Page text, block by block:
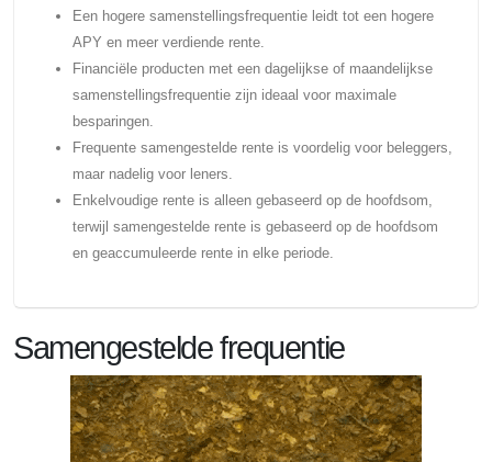
Een hogere samenstellingsfrequentie leidt tot een hogere
APY en meer verdiende rente.
Financiële producten met een dagelijkse of maandelijkse
samenstellingsfrequentie zijn ideaal voor maximale
besparingen.
Frequente samengestelde rente is voordelig voor beleggers,
maar nadelig voor leners.
Enkelvoudige rente is alleen gebaseerd op de hoofdsom,
terwijl samengestelde rente is gebaseerd op de hoofdsom
en geaccumuleerde rente in elke periode.
Samengestelde frequentie